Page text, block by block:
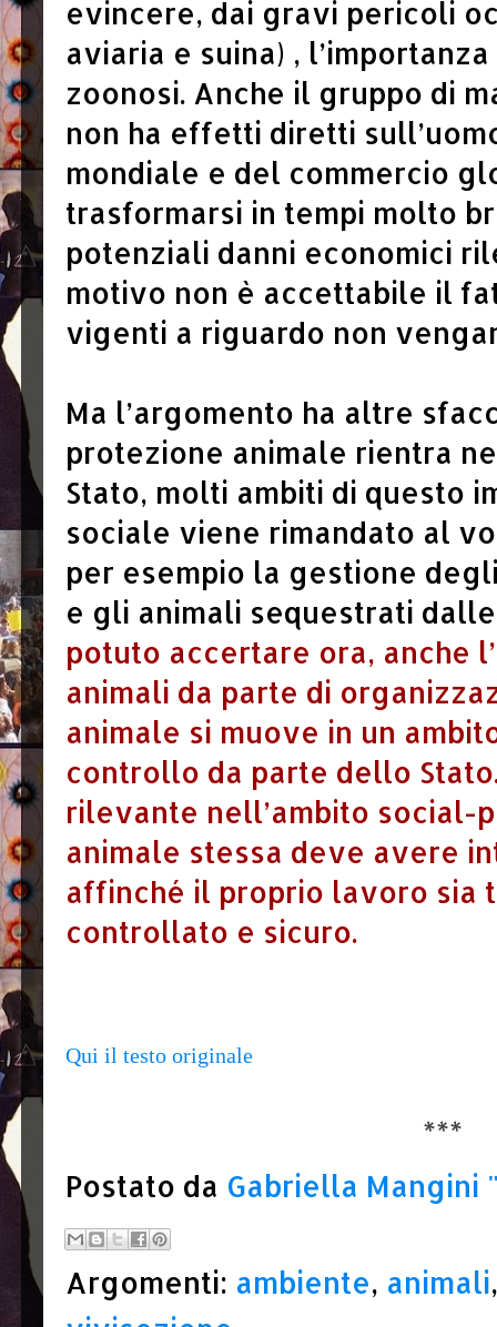
evincere, dai gravi pericoli
aviaria e suina) ,
zoonosi. Anche il gruppo di
non ha effetti diretti
mondiale e del commercio
trasformarsi in tempi molto
potenziali danni economici
motivo non è accettabile il
vigenti a riguardo non
Ma l’argomento ha altre
protezione animale rientra
Stato, molti ambiti di questo
sociale viene rimandato al
per esempio la gestione
e gli animali sequestrati
potuto accertare ora, anche
animali da parte di
animale si muove in un
controllo da parte dello
rilevante nell’ambito social-
animale stessa deve avere
affinché il proprio lavoro sia
controllato e sicuro.
Qui il testo originale
***
Postato da Gabriella
Argomenti: ambiente, animali